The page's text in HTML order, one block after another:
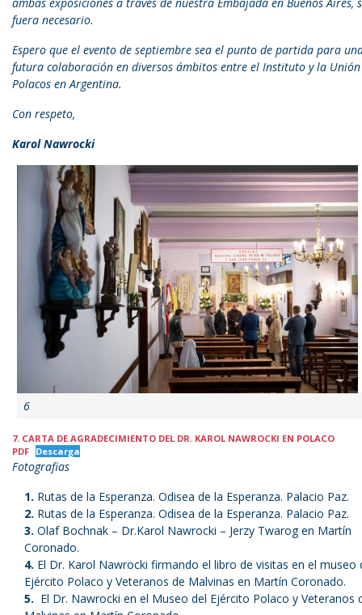
ambas exposiciones a través de nuestra Embajada en Buenos Aires,
fuera necesario.
Espero que el evento de septiembre sea el punto de partida para
futura colaboración en diversos ámbitos entre el Instituto y la
Polacos en Argentina.
Con respeto,
Karol Nawrocki
6
7. CARTA DE AGRADECIMIENTO DEL DR. KAROL NAWROCKI EN POLACO
PDF Descarga
Fotografias
Rutas de la Esperanza. Odisea de la Esperanza. Palacio Paz.
Rutas de la Esperanza. Odisea de la Esperanza. Palacio Paz.
Olaf Bochnak – Dr.Karol Nawrocki – Jerzy Twarog en Martín
Coronado.
El Dr. Karol Nawrocki firmando el libro de visitas en el museo
Ejército Polaco y Veteranos de Malvinas en Martín Coronado.
El Dr. Nawrocki en el Museo del Ejército Polaco y Veteranos